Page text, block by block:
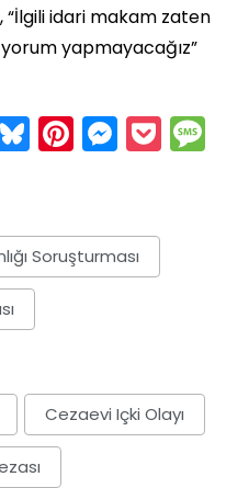
“İlgili idari makam zaten
yapmayacağız”
Bluesky
Pinterest
Soruşturması
Cezaevi Içki Olayı